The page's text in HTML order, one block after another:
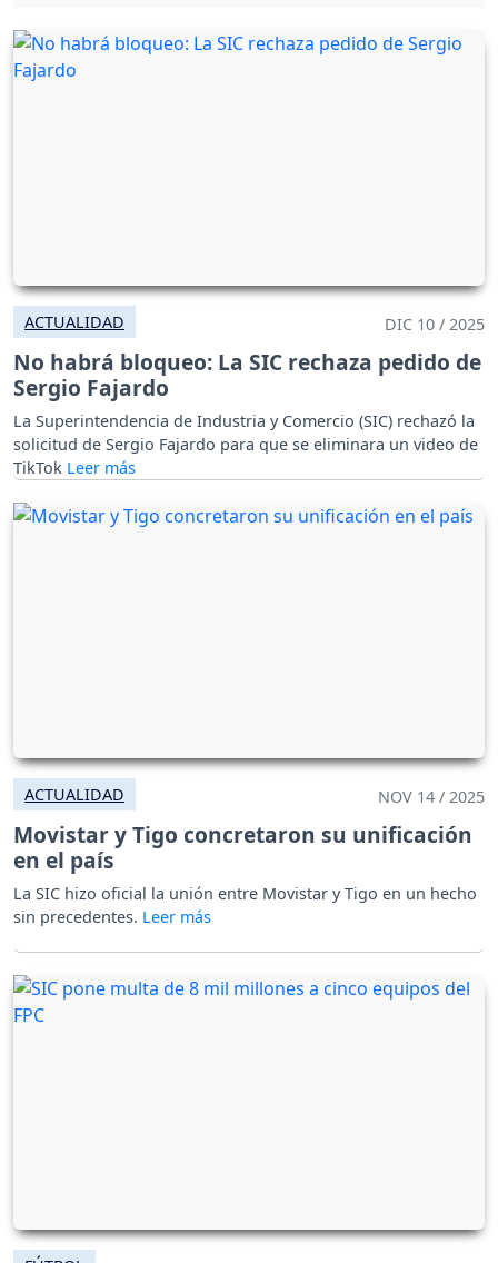
ACTUALIDAD DIC 10 / 2025
No habrá bloqueo: La SIC rechaza pedido de
Sergio Fajardo
La Superintendencia de Industria y Comercio (SIC) rechazó la
solicitud de Sergio Fajardo para que se eliminara un video de
TikTok
ACTUALIDAD NOV 14 / 2025
Movistar y Tigo concretaron su unificación
en el país
La SIC hizo oficial la unión entre Movistar y Tigo en un hecho
sin precedentes.